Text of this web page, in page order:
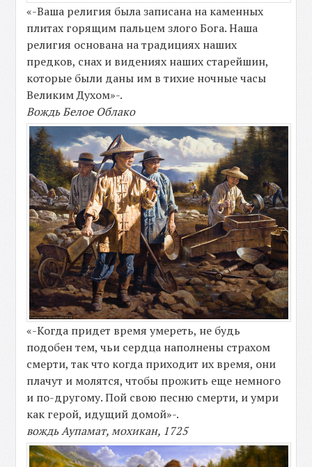
«-Ваша религия была записана на каменных
плитах горящим пальцем злого Бога. Наша
религия основана на традициях наших
предков, снах и видениях наших старейшин,
которые были даны им в тихие ночные часы
Великим Духом»-.
Вождь Белое Облако
«-Когда придет время умереть, не будь
подобен тем, чьи сердца наполнены страхом
смерти, так что когда приходит их время, они
плачут и молятся, чтобы прожить еще немного
и по-другому. Пой свою песню смерти, и умри
как герой, идущий домой»-.
вождь Аупамат, мохикан, 1725